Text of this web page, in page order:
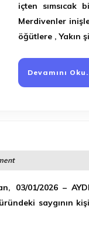
içten sımsıcak
Merdivenler
öğütlere , Yakın
Devamını
03/01/2026 –
saygının